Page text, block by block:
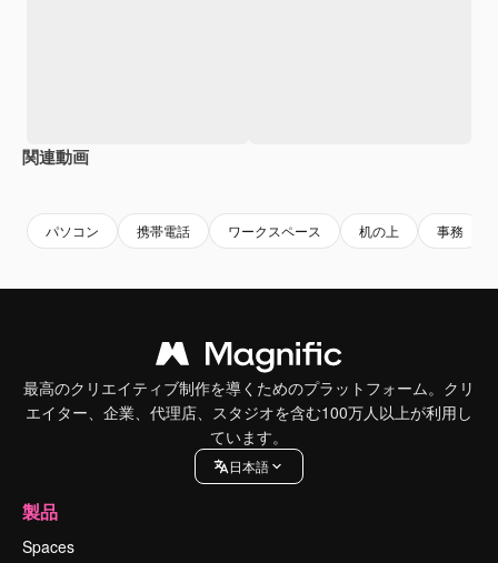
関連動画
パソコン 携帯電話 ワークスペース 机の上 事務
最高のクリエイティブ制作を導くためのプラットフォーム。クリ
エイター、企業、代理店、スタジオを含む100万人以上が利用し
ています。
日本語
製品
Spaces